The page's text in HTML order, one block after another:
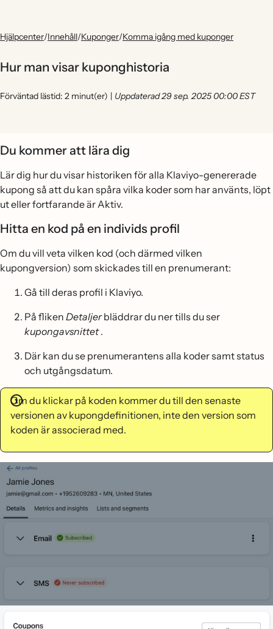
Hjälpcenter/Innehåll/Kuponger/Komma igång med kuponger
Hur man visar kuponghistoria
Förväntad lästid: 2 minut(er) | Uppdaterad 29 sep. 2025 00:00 EST
Du kommer att lära dig
Lär dig hur du visar historiken för alla Klaviyo-genererade
kupong så att du kan spåra vilka koder som har använts, löpt
ut eller fortfarande är Aktiv.
Hitta en kod på en individs profil
Om du vill veta vilken kod (och därmed vilken
kupongversion) som skickades till en prenumerant:
Gå till deras profil i Klaviyo.
På fliken Detaljerbläddrar du ner tills du ser
kupongavsnittet.
Där kan du se prenumerantens alla koder samt status
och utgångsdatum.
Om du klickar på koden kommer du till den senaste
versionen av kupongdefinitionen, inte den version som
koden är associerad med.